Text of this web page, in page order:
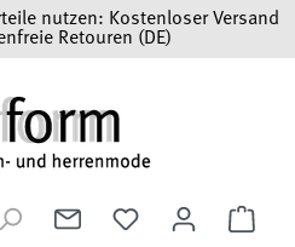
nutzen: Kostenloser Versand
Retouren (DE)